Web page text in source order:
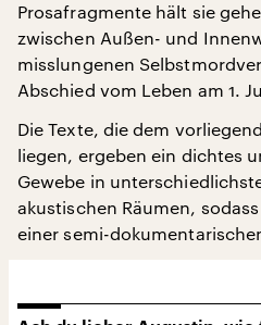
Prosafragmente hält sie
zwischen Außen- und
misslungenen
Abschied vom Leben am 1.
Die Texte, die dem
liegen, ergeben ein dichtes
Gewebe in
akustischen Räumen,
einer semi-